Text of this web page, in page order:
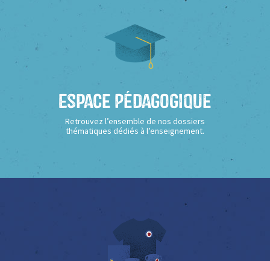
Espace Pédagogique
Retrouvez l’ensemble de nos dossiers
thématiques dédiés à l’enseignement.